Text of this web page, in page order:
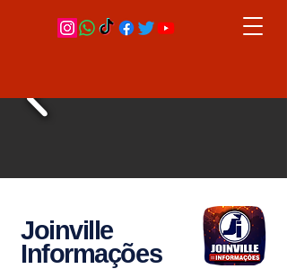
Joinville
Informações